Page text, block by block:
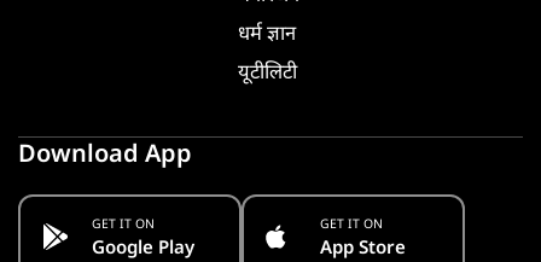
धर्म ज्ञान
यूटीलिटी
Download App
GET IT ON
Google Play
GET IT ON
App Store